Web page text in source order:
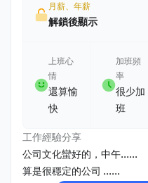
月薪、年薪
解鎖後顯示
上班心
情
還算愉
快
加班頻
率
很少加
班
工作經驗分享
公司文化蠻好的，中午......
算是很穩定的公司 ......